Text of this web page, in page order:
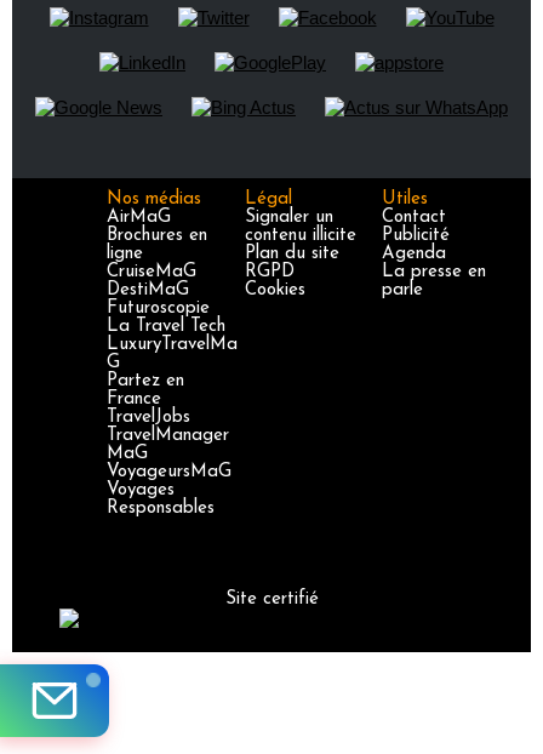
Nos médias
AirMaG
Brochures en
ligne
CruiseMaG
DestiMaG
Futuroscopie
La Travel Tech
LuxuryTravelMa
G
Partez en
France
TravelJobs
TravelManager
MaG
VoyageursMaG
Voyages
Responsables
Légal
Signaler un
contenu illicite
Plan du site
RGPD
Cookies
Utiles
Contact
Publicité
Agenda
La presse en
parle
Site certifié